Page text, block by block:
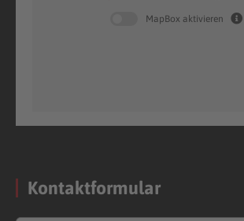
MapBox aktivieren
Kontaktformular